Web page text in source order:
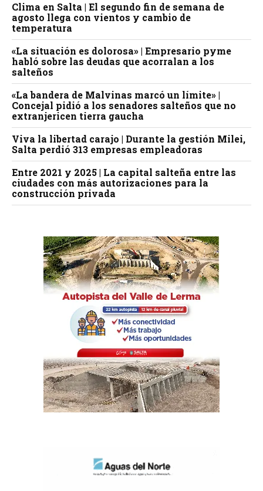
Clima en Salta | El segundo fin de semana de
agosto llega con vientos y cambio de
temperatura
«La situación es dolorosa» | Empresario pyme
habló sobre las deudas que acorralan a los
salteños
«La bandera de Malvinas marcó un límite» |
Concejal pidió a los senadores salteños que no
extranjericen tierra gaucha
Viva la libertad carajo | Durante la gestión Milei,
Salta perdió 313 empresas empleadoras
Entre 2021 y 2025 | La capital salteña entre las
ciudades con más autorizaciones para la
construcción privada